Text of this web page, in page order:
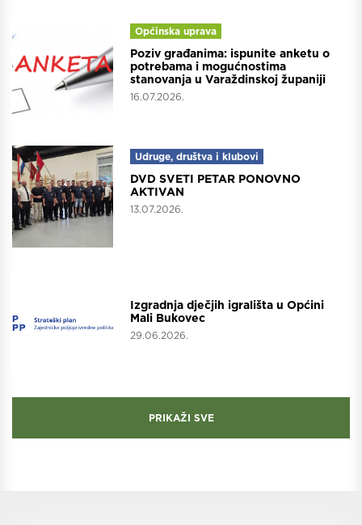
Općinska uprava
Poziv građanima: ispunite anketu o
potrebama i mogućnostima
stanovanja u Varaždinskoj županiji
16.07.2026.
Udruge, društva i klubovi
DVD SVETI PETAR PONOVNO
AKTIVAN
13.07.2026.
Izgradnja dječjih igrališta u Općini
Mali Bukovec
29.06.2026.
PRIKAŽI SVE